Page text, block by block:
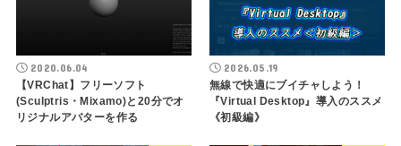
2020.06.04
【VRChat】フリーソフト
(Sculptris・Mixamo)と20分でオ
リジナルアバターを作る
2026.05.19
無線で快適にブイチャしよう！
『Virtual Desktop』導入のススメ
《初級編》